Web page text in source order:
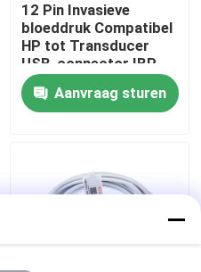
12 Pin Invasieve
bloeddruk Compatibel
HP tot Transducer
USB-connector IBP
Aanvraag sturen